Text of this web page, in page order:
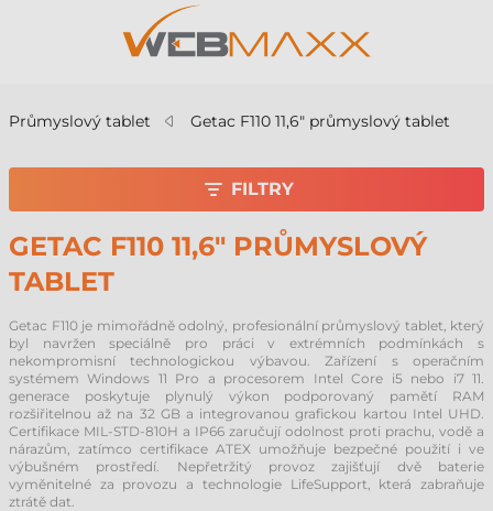
Průmyslový tablet Getac F110 11,6" průmyslový tablet
GETAC F110 11,6" PRŮMYSLOVÝ
TABLET
Getac F110 je mimořádně odolný, profesionální průmyslový tablet, který
byl navržen speciálně pro práci v extrémních podmínkách s
nekompromisní technologickou výbavou. Zařízení s operačním
systémem Windows 11 Pro a procesorem Intel Core i5 nebo i7 11.
generace poskytuje plynulý výkon podporovaný pamětí RAM
rozšiřitelnou až na 32 GB a integrovanou grafickou kartou Intel UHD.
Certifikace MIL-STD-810H a IP66 zaručují odolnost proti prachu, vodě a
nárazům, zatímco certifikace ATEX umožňuje bezpečné použití i ve
výbušném prostředí. Nepřetržitý provoz zajišťují dvě baterie
vyměnitelné za provozu a technologie LifeSupport, která zabraňuje
ztrátě dat.
FILTRY